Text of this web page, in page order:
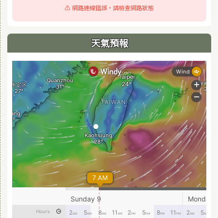
⚠️ 網路連線錯誤，請檢查網路狀態
天氣預報